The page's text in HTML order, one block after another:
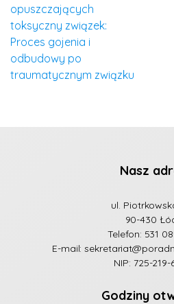
opuszczających
toksyczny związek:
Proces gojenia i
odbudowy po
traumatycznym związku
Nasz
ul.
90-430
Telefon: 531
E-mail:
NIP: 725-219-
Godziny